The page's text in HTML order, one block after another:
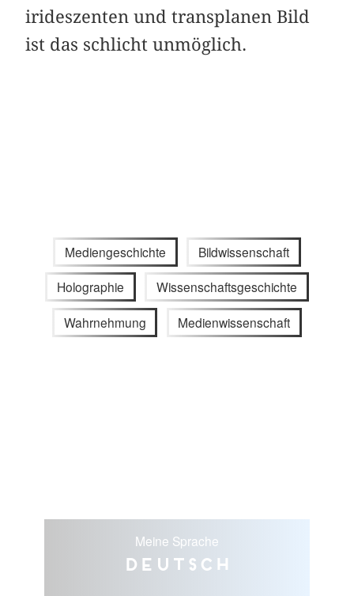
irideszenten und transplanen Bild
ist das schlicht unmöglich.
Mediengeschichte Bildwissenschaft
Holographie Wissenschaftsgeschichte
Wahrnehmung Medienwissenschaft
Meine Sprache
Deutsch